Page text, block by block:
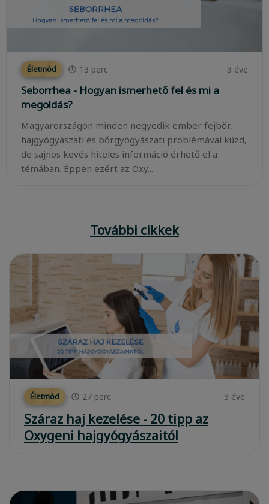
Életmód 13 perc 3 éve
Seborrhea - Hogyan ismerhető fel és mi a
megoldás?
Magyarországon minden negyedik ember fejbőr,
hajgyógyászati és bőrgyógyászati problémával küzd,
de sajnos kevés hiteles információ érhető el a
témában. Éppen ezért az Oxy...
További cikkek
Életmód 27 perc 3 éve
Száraz haj kezelése - 20 tipp az
Oxygeni hajgyógyászaitól